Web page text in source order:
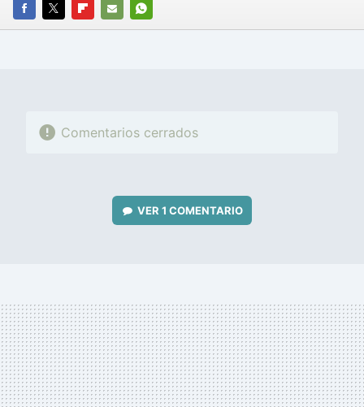
FACEBOOK
TWITTERFLIPBOARD
E-
WHATSAPP
Comentarios cerrados
VER 1 COMENTARIO